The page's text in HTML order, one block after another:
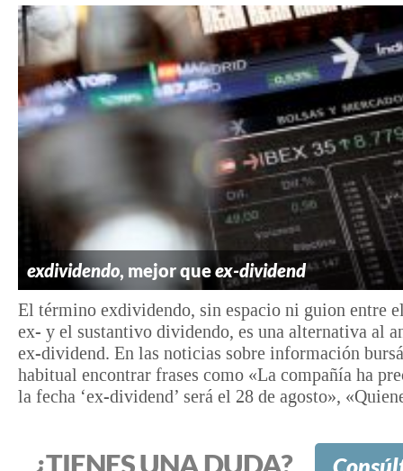
exdividendo, mejor queex-dividend
El término exdividendo, sin espacio ni guion entre
ex- y el sustantivo dividendo, es una alternativa al
ex-dividend. En las noticias sobre información
habitual encontrar frases como «La compañía ha
la fecha ‘ex-dividend’ será el 28 de agosto»,
¿TIENES UNA DUDA?